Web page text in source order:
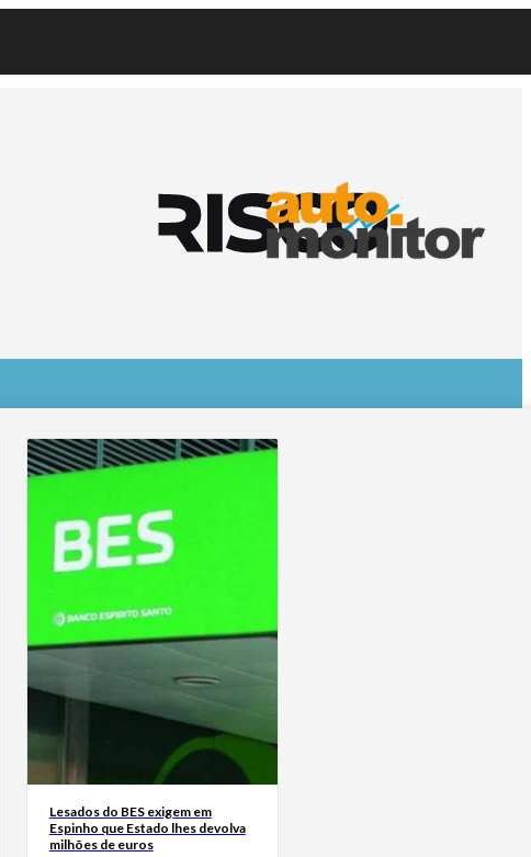
Lesados do BES exigem em
Espinho que Estado lhes devolva
milhões de euros